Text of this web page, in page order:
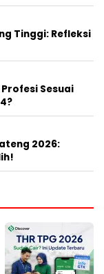
Tinggi: Refleksi
Sesuai
2026: